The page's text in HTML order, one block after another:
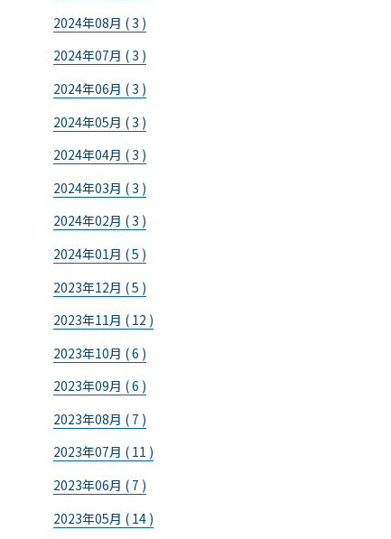
2024年08月 ( 3 )
2024年07月 ( 3 )
2024年06月 ( 3 )
2024年05月 ( 3 )
2024年04月 ( 3 )
2024年03月 ( 3 )
2024年02月 ( 3 )
2024年01月 ( 5 )
2023年12月 ( 5 )
2023年11月 ( 12 )
2023年10月 ( 6 )
2023年09月 ( 6 )
2023年08月 ( 7 )
2023年07月 ( 11 )
2023年06月 ( 7 )
2023年05月 ( 14 )